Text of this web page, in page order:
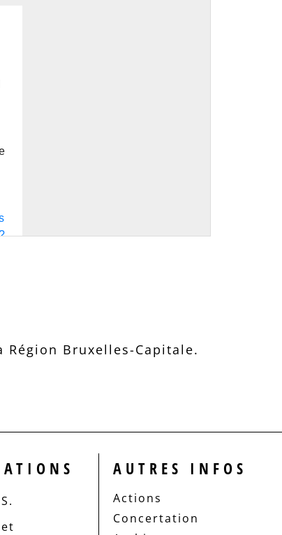
Bruxelles-Capitale.
AUTRES INFOS
Actions
Concertation